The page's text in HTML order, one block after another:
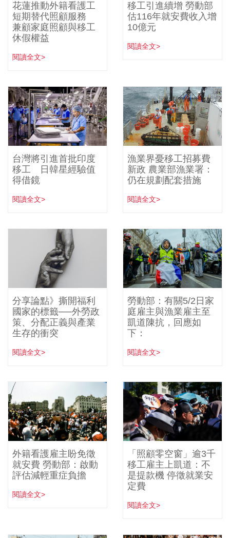
花蓮推動外籍看護工
短期替代照顧服務
兼顧家庭照顧與移工
休假權益
閱讀全文>
移工引進續增 勞動部
估116年就安費收入增
10億元
閱讀全文>
台灣將引進首批印度
移工 日韓星經驗值
得借鏡
閱讀全文>
漁業界憂移工招募費
新政 農業部漁業署：
仍在規劃配套措施
閱讀全文>
分享論點》撕開福利
國家的標籤──外勞政
策、分配正義與產業
生存的衝突
閱讀全文>
勞動部：有關5/2日家
庭雇主與漁業雇主至
凱道陳抗，回應如
下：
閱讀全文>
外籍看護雇主盼免徵
就安費 勞動部：啟動
評估減輕重症負擔
閱讀全文>
「照顧零空窗」逾3千
移工雇主上凱道：不
是提款機 停徵就業安
定費
閱讀全文>